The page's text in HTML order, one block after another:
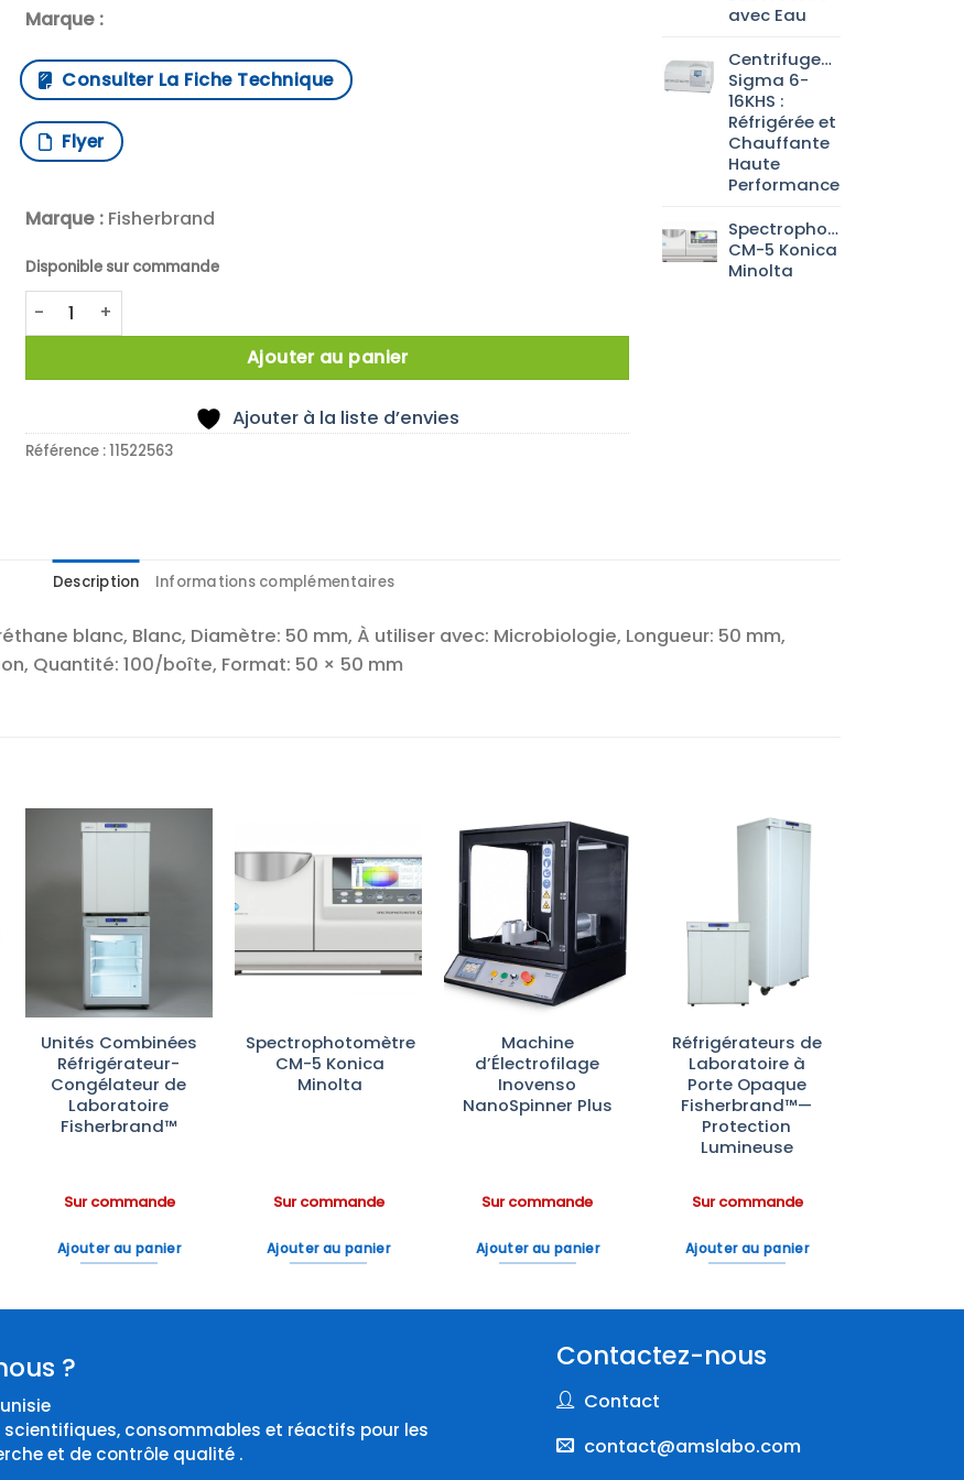
Marque :
Consulter La Fiche Technique
Flyer
Marque :Fisherbrand
Disponible sur commande
quantité de X100 BUNGS FOAM 50MM DIA (PACK OF 100)
Ajouter au panier
Ajouter à la liste d’envies
Référence :11522563
avec Eau
Centrifugeuse
Sigma 6-
16KHS :
Réfrigérée et
Chauffante
Haute
Performance
Spectrophotomètre
CM-5 Konica
Minolta
Description Informations complémentaires
blanc, Blanc, Diamètre: 50 mm, À utiliser avec: Microbiologie, Longueur: 50 mm,
Quantité: 100/boîte, Format: 50 × 50 mm
Ajouter
à la liste
Unités Combinées
Réfrigérateur-
Congélateur de
Laboratoire
Fisherbrand™
Sur commande
Ajouter au panier
Ajouter
Spectrophotomètre
CM-5 Konica
Minolta
Sur commande
Ajouter au panier
Ajouter
à la liste
d’envies
Machine
d’Électrofilage
Inovenso
NanoSpinner Plus
Sur commande
Ajouter au panier
Réfrigérateurs de
Laboratoire à
Porte Opaque
Fisherbrand™—
Protection
Lumineuse
Sur commande
Ajouter au panier
?
consommables et réactifs pour les
et de contrôle qualité .
Contactez-nous
Contact
contact@amslabo.com